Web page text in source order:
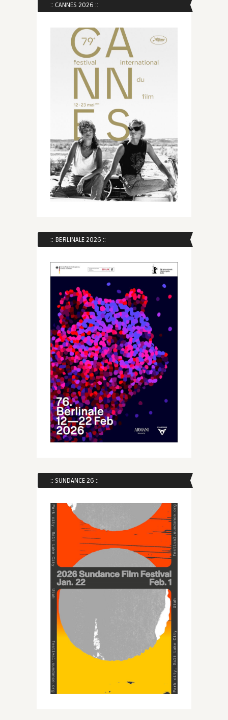
:: CANNES 2026 ::
:: BERLINALE 2026 ::
:: SUNDANCE 26 ::